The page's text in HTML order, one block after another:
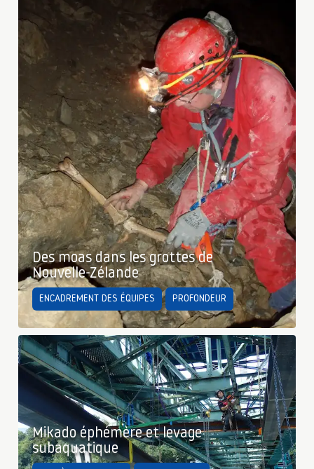
Des moas dans les grottes de
Nouvelle-Zélande
ENCADREMENT DES ÉQUIPES PROFONDEUR
Mikado éphémère et levage
subaquatique